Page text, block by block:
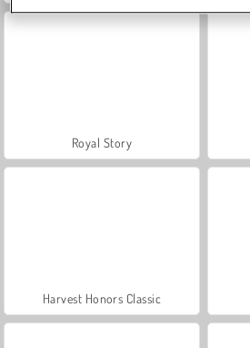
Royal Story
Harvest Honors Classic